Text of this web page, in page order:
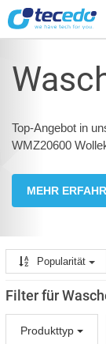
Top-Angebot in
WMZ20600
MEHR
Popularität
Filter für
Produkttyp